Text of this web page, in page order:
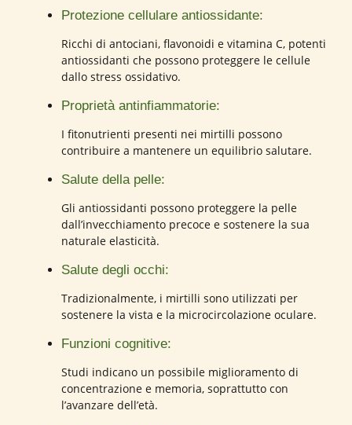
Protezione cellulare antiossidante:
Ricchi di antociani, flavonoidi e vitamina C, potenti
antiossidanti che possono proteggere le cellule
dallo stress ossidativo.
Proprietà antinfiammatorie:
I fitonutrienti presenti nei mirtilli possono
contribuire a mantenere un equilibrio salutare.
Salute della pelle:
Gli antiossidanti possono proteggere la pelle
dall’invecchiamento precoce e sostenere la sua
naturale elasticità.
Salute degli occhi:
Tradizionalmente, i mirtilli sono utilizzati per
sostenere la vista e la microcircolazione oculare.
Funzioni cognitive:
Studi indicano un possibile miglioramento di
concentrazione e memoria, soprattutto con
l’avanzare dell’età.